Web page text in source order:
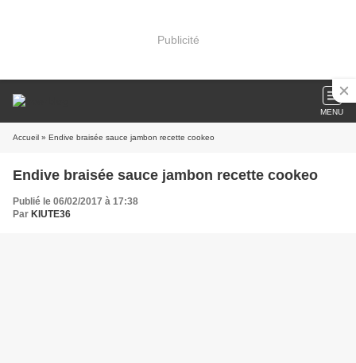
Publicité
MENU
Accueil » Endive braisée sauce jambon recette cookeo
Endive braisée sauce jambon recette cookeo
Publié le 06/02/2017 à 17:38
Par KIUTE36